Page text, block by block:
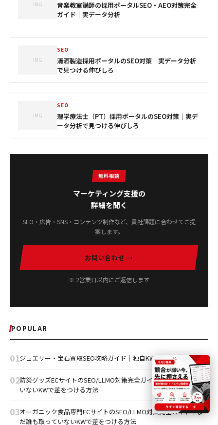
IMG
音楽教室講師の採用ポータルSEO・AEO対策完全
ガイド｜実データ分析
IMG
SEO
清酒製造採用ポータルのSEO対策｜実データ分析
で見つける伸びしろ
IMG
SEO
理学療法士（PT）採用ポータルのSEO対策｜実デ
ータ分析で見つける伸びしろ
無料相談
マーケティング支援の
詳細を聞く
SEO・広告・SNS・コンテンツ制作など、貴社課題に合わせてご提
案します。
お問い合わせ →
※ 2営業日以内にご返信します
POPULAR
01ジュエリー・宝石買取SEO攻略ガイド｜独自KWで差を
02防災グッズECサイトのSEO/LLMO対策完全ガイドまだ誰も取って
いないKWで差をつける方法
03オーガニック食品専門ECサイトのSEO/LLMO対策完全ガイド｜ま
だ誰も取っていないKWで差をつける方法